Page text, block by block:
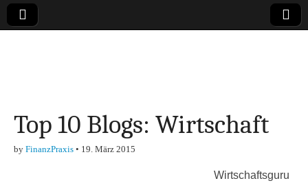
Finanzen,
Marketing-, Vertrieb-
Top 10 Blogs: Wirtschaft
by FinanzPraxis • 19. März 2015
Wirtschaftsguru